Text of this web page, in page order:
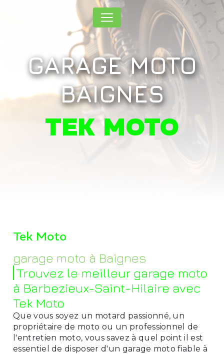
GARAGE MOTO
BAIGNES
TEK MOTO
Tek Moto
garage moto à Baignes
Trouvez le meilleur garage moto
à Barbezieux-Saint-Hilaire avec
Tek Moto
Que vous soyez un motard passionné, un
propriétaire de moto ou un professionnel de
l'entretien moto, vous savez à quel point il est
essentiel de disposer d'un garage moto fiable à
Panneau de gestion des cookies